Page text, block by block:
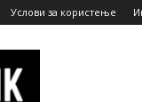
Услови за користење